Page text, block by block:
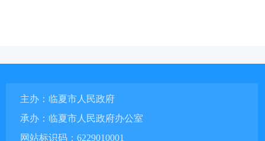
主办：临夏市人民政府
承办：临夏市人民政府办公室
网站标识码：6229010001